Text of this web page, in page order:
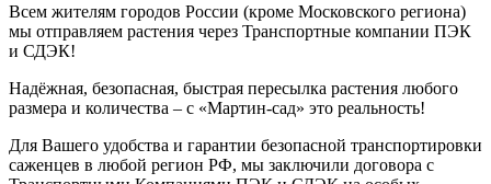
Всем жителям городов России (кроме Московского региона)
мы отправляем растения через Транспортные компании ПЭК
и СДЭК!
Надёжная, безопасная, быстрая пересылка растения любого
размера и количества – с «Мартин-сад» это реальность!
Для Вашего удобства и гарантии безопасной транспортировки
саженцев в любой регион РФ, мы заключили договора с